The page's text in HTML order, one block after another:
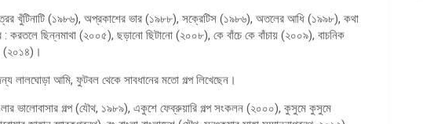
খুঁটিনাটি (১৯৮৬), অপ্রকাশের ভার (১৯৮৮), সক্রেটিস (১৯৮৬), অতলের আধি (১৯৯৮), কথা
ছিন্নমাথা (২০০৫), ছড়ানো ছিটানো (২০০৮), কে বাঁচে কে বাঁচায় (২০০৯), বাচনিক
(২০১৪)।
লালঘোড়া আমি, ফুটবল থেকে সাবধানের মতো গল্প লিখেছেন।
ভালোবাসার গল্প (যৌথ, ১৯৮৯), একুশে ফেব্রুয়ারি গল্প সংকলন (২০০০), কুসুমে কুসুমে